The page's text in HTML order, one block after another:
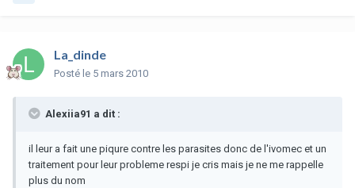
La_dinde
Posté le 5 mars 2010
Alexiia91 a dit :
il leur a fait une piqure contre les parasites donc de l'ivomec et un
traitement pour leur probleme respi je cris mais je ne me rappelle
plus du nom